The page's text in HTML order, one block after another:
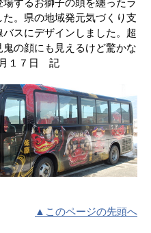
するお獅子の頭を纏ったラ
。県の地域発元気づくり支
スにデザインしました。超
の顔にも見えるけど驚かな
１７日 記
▲このページの先頭へ